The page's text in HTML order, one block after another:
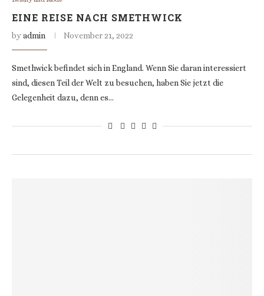
EINE REISE NACH SMETHWICK
byadmin November 21, 2022
Smethwick befindet sich in England. Wenn Sie daran interessiert
sind, diesen Teil der Welt zu besuchen, haben Sie jetzt die
Gelegenheit dazu, denn es…